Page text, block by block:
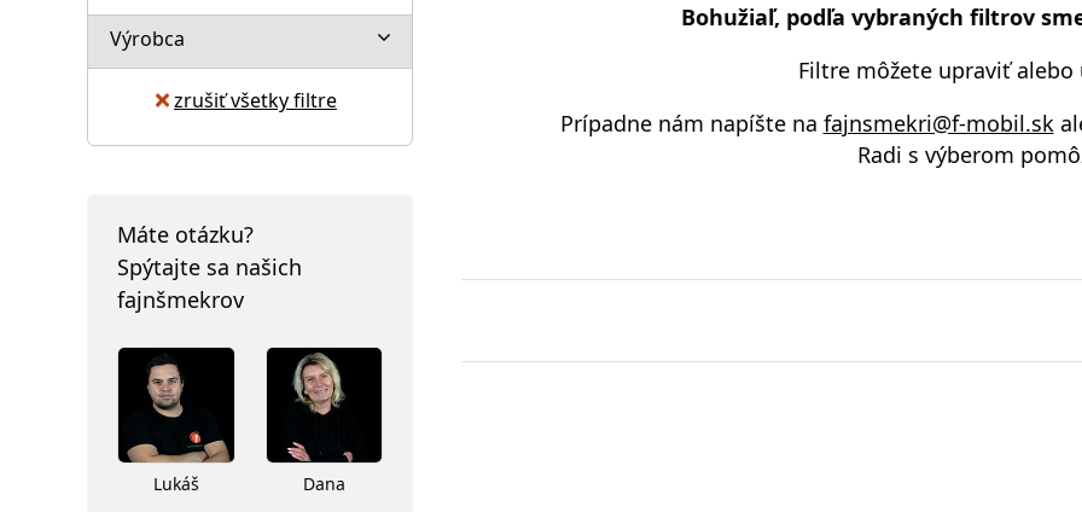
Výrobca
zrušiť všetky filtre
Máte otázku?
Spýtajte sa našich
fajnšmekrov
Lukáš
Dana
Bohužiaľ, podľa vybraných filtrov
Filtre môžete upraviť
Prípadne nám napíšte na fajnsmekri@f-mobil.sk
Radi s výberom